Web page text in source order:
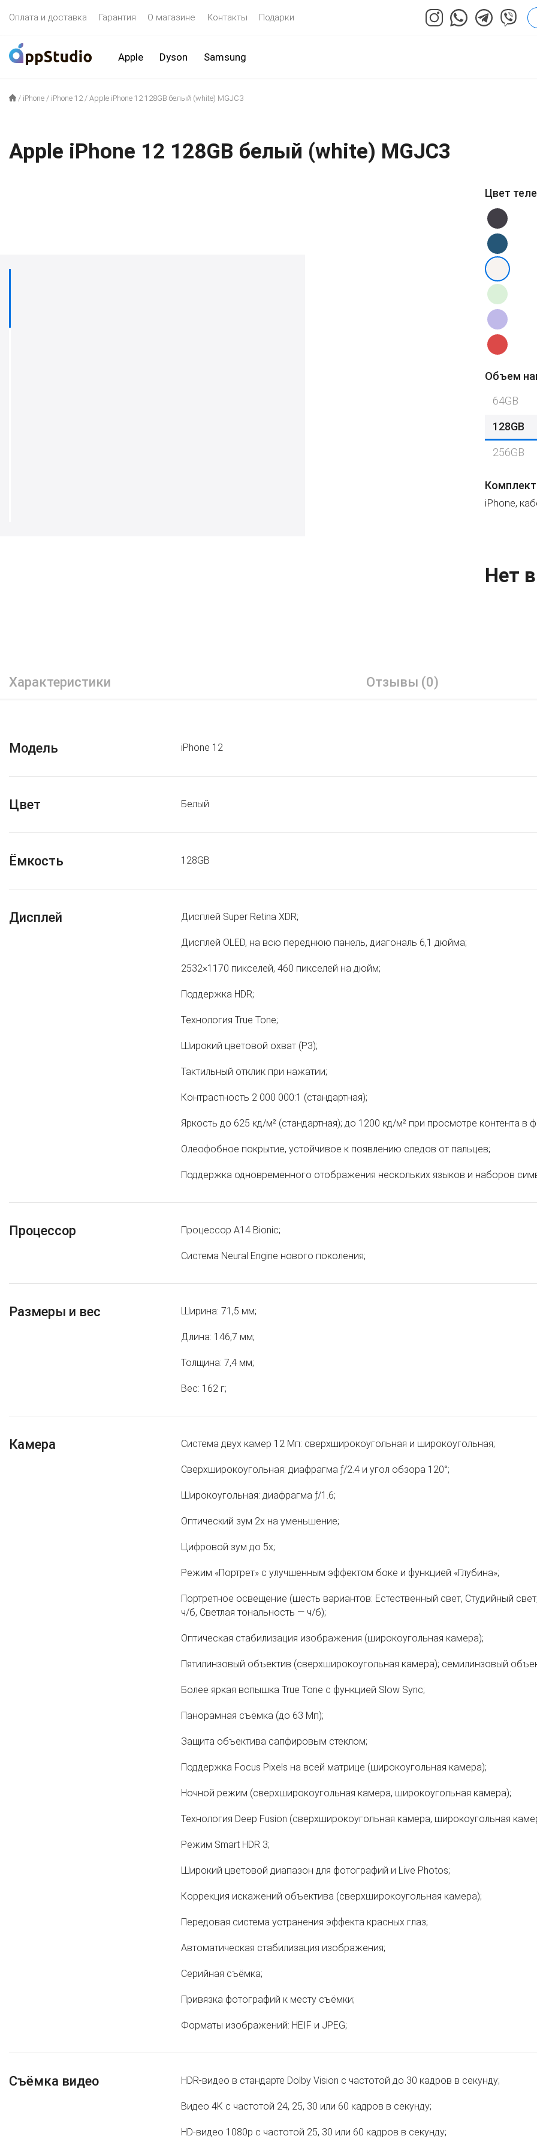
Оплата и доставка Гарантия О магазине Контакты Подарки
Apple Dyson Samsung
/ iPhone / iPhone 12/ Apple iPhone 12 128GB белый (white) MGJC3
Apple iPhone 12 128GB белый (white) MGJC3
Цвет
Объем
64GB
128GB
256GB
iPhone,
Нет
Характеристики Отзывы (0)
Модель iPhone 12
Цвет Белый
Ёмкость 128GB
Дисплей Дисплей Super Retina XDR;
Дисплей OLED, на всю переднюю панель, диагональ 6,1 дюйма;
2532×1170 пикселей, 460 пикселей на дюйм;
Поддержка HDR;
Технология True Tone;
Широкий цветовой охват (P3);
Тактильный отклик при нажатии;
Контрастность 2 000 000:1 (стандартная);
Яркость до 625 кд/м² (стандартная); до 1200 кд/м² при просмотре контента в
Олеофобное покрытие, устойчивое к появлению следов от пальцев;
Поддержка одновременного отображения нескольких языков и наборов
Процессор Процессор A14 Bionic;
Система Neural Engine нового поколения;
Размеры и вес Ширина: 71,5 мм;
Длина: 146,7 мм;
Толщина: 7,4 мм;
Вес: 162 г;
Камера Система двух камер 12 Мп: сверхширокоугольная и широкоугольная;
Сверхширокоугольная: диафрагма ƒ/2.4 и угол обзора 120°;
Широкоугольная: диафрагма ƒ/1.6;
Оптический зум 2x на уменьшение;
Цифровой зум до 5x;
Режим «Портрет» с улучшенным эффектом боке и функцией «Глубина»;
Портретное освещение (шесть вариантов: Естественный свет, Студийный
ч/б, Светлая тональность — ч/б);
Оптическая стабилизация изображения (широкоугольная камера);
Пятилинзовый объектив (сверхширокоугольная камера); семилинзовый
Более яркая вспышка True Tone с функцией Slow Sync;
Панорамная съёмка (до 63 Мп);
Защита объектива сапфировым стеклом;
Поддержка Focus Pixels на всей матрице (широкоугольная камера);
Ночной режим (сверхширокоугольная камера, широкоугольная камера);
Технология Deep Fusion (сверхширокоугольная камера, широкоугольная
Режим Smart HDR 3;
Широкий цветовой диапазон для фотографий и Live Photos;
Коррекция искажений объектива (сверхширокоугольная камера);
Передовая система устранения эффекта красных глаз;
Автоматическая стабилизация изображения;
Серийная съёмка;
Привязка фотографий к месту съёмки;
Форматы изображений: HEIF и JPEG;
Съёмка видео HDR‑видео в стандарте Dolby Vision с частотой до 30 кадров в секунду;
Видео 4K с частотой 24, 25, 30 или 60 кадров в секунду;
HD‑видео 1080p с частотой 25, 30 или 60 кадров в секунду;